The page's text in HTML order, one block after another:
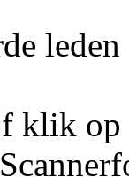
klik op